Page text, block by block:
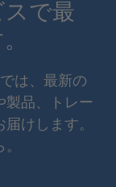
で最
は、最新の
製品、トレー
けします。